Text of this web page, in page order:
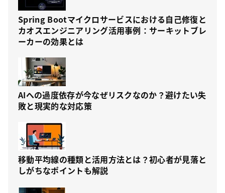
Spring Bootマイクロサービスにおける自己修復と
カオスエンジニアリング活用事例：サーキットブレ
ーカーの効果とは
AIへの過度依存が今なぜリスクなのか？避けたい失
敗と現実的な対応策
移動平均線の種類と活用方法とは？初心者が見落と
しがちなポイントも解説